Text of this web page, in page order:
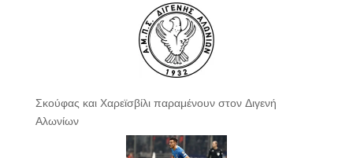
Σκούφας και Χαρεϊσβίλι παραμένουν στον Διγενή
Αλωνίων